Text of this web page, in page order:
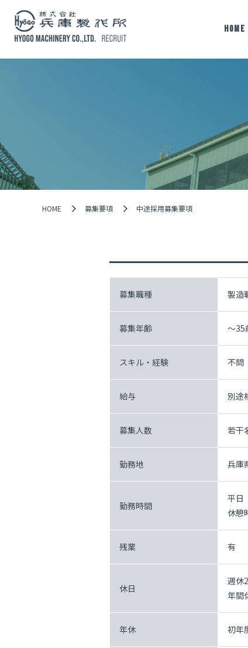
HOME
HOME 募集要項 中途採用募集要項
募集職種 製造
募集年齢 ～35
スキル・経験 不問
給与 別途
募集人数 若干
勤務地 兵庫
勤務時間
平日
休憩
残業 有
休日
週休
年間
年休 初年